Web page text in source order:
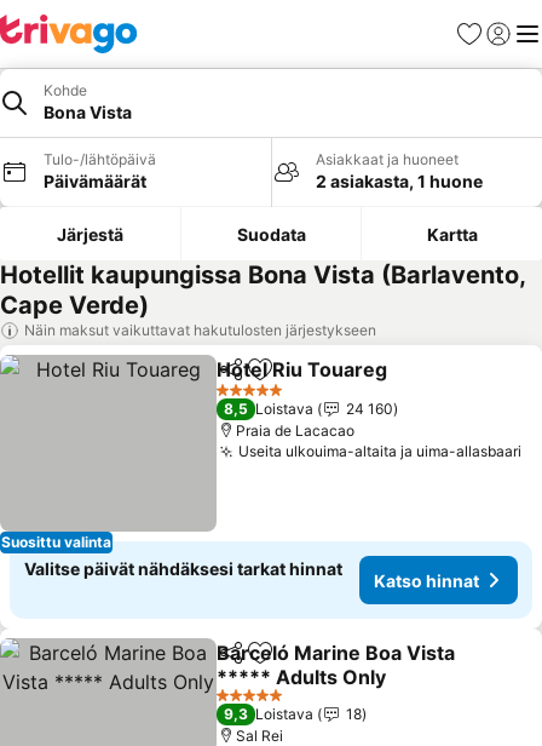
Suosikit
Kohde
Bona Vista
Tulo-/lähtöpäivä
Päivämäärät
Asiakkaat ja huoneet
2 asiakasta, 1 huone
Järjestä Suodata Kartta
Hotellit kaupungissa Bona Vista (Barlavento,
Cape Verde)
Näin maksut vaikuttavat hakutulosten järjestykseen
Suosittu valinta
Jaa Lisää suosikkeihin
Hotel Riu Touareg
5 Tähtiluokitus
8,5 Loistava
24 160
Praia de Lacacao
Useita ulkouima-altaita ja uima-allasbaari
Valitse päivät nähdäksesi tarkat hinnat
Katso hinnat
Jaa Lisää suosikkeihin
Barceló Marine Boa Vista
***** Adults Only
Katso hinnat
5 Tähtiluokitus
9,3 Loistava
18
Sal Rei